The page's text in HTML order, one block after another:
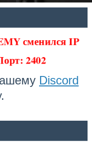
сменился IP
2402
Discord